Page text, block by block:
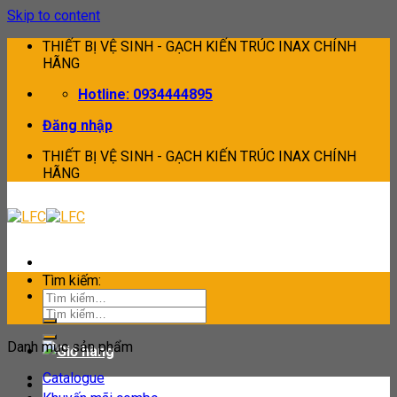
Skip to content
THIẾT BỊ VỆ SINH - GẠCH KIẾN TRÚC INAX CHÍNH
HÃNG
Hotline: 0934444895
Đăng nhập
THIẾT BỊ VỆ SINH - GẠCH KIẾN TRÚC INAX CHÍNH
HÃNG
Tìm kiếm:
Tìm kiếm:
Danh mục sản phẩm
Catalogue